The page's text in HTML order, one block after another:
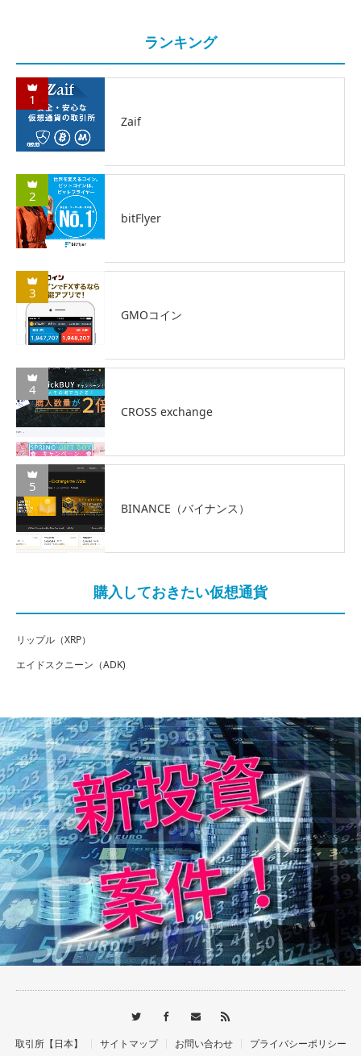
ランキング
1
Zaif
2
bitFlyer
3
GMOコイン
4
CROSS exchange
5
BINANCE（バイナンス）
購入しておきたい仮想通貨
リップル（XRP）
エイドスクニーン（ADK)
取引所【日本】 サイトマップ お問い合わせ プライバシーポリシー